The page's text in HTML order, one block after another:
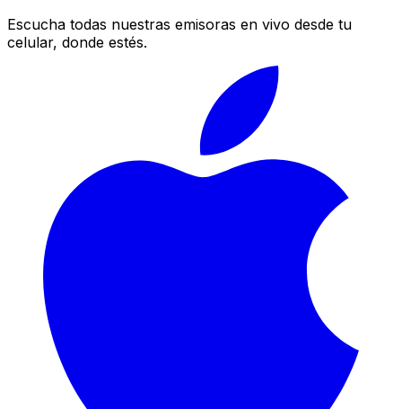
Escucha todas nuestras emisoras en vivo desde tu
celular, donde estés.